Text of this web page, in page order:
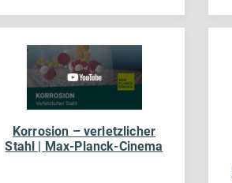
Korrosion – verletzlicher
Stahl | Max-Planck-Cinema